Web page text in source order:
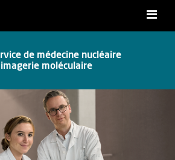
de médecine nucléaire
moléculaire